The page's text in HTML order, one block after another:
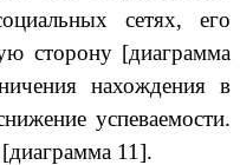
сетях, его
сторону [диаграмма
нахождения в
успеваемости.
11].